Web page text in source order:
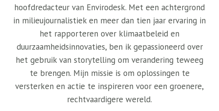
hoofdredacteur van Envirodesk. Met een achtergrond
in milieujournalistiek en meer dan tien jaar ervaring in
het rapporteren over klimaatbeleid en
duurzaamheidsinnovaties, ben ik gepassioneerd over
het gebruik van storytelling om verandering teweeg
te brengen. Mijn missie is om oplossingen te
versterken en actie te inspireren voor een groenere,
rechtvaardigere wereld.